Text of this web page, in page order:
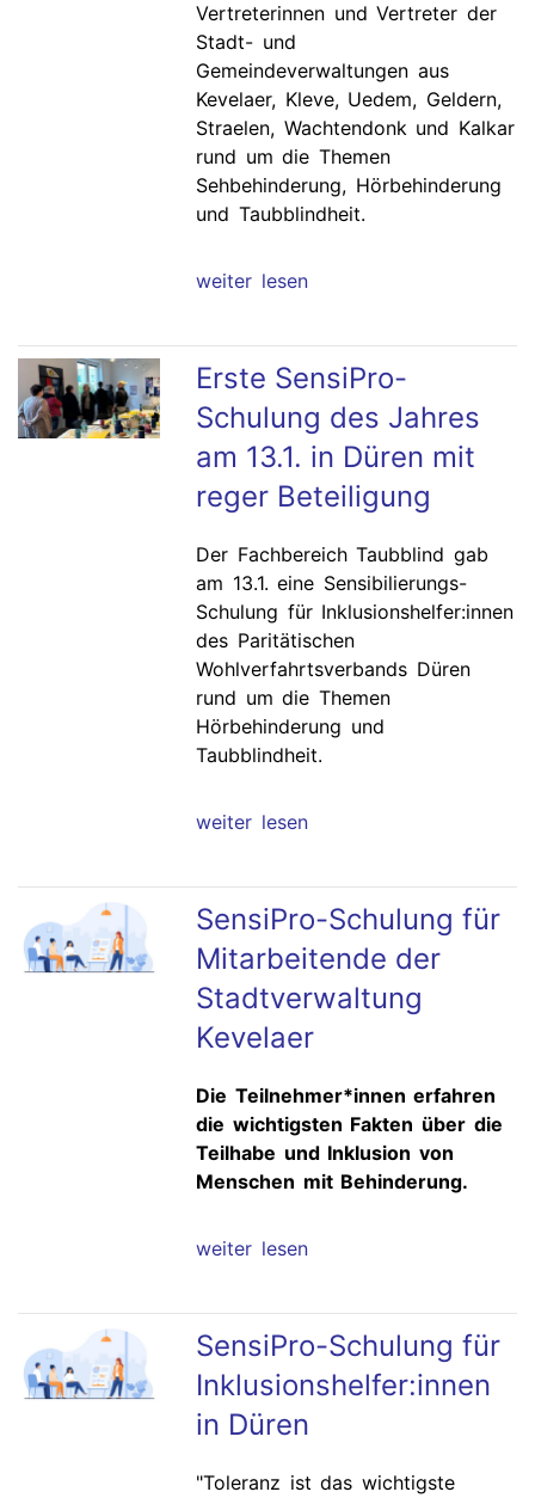
Vertreterinnen und Vertreter der
Stadt- und
Gemeindeverwaltungen aus
Kevelaer, Kleve, Uedem, Geldern,
Straelen, Wachtendonk und Kalkar
rund um die Themen
Sehbehinderung, Hörbehinderung
und Taubblindheit.
weiter lesen
Erste SensiPro-
Schulung des Jahres
am 13.1. in Düren mit
reger Beteiligung
Der Fachbereich Taubblind gab
am 13.1. eine Sensibilierungs-
Schulung für Inklusionshelfer:innen
des Paritätischen
Wohlverfahrtsverbands Düren
rund um die Themen
Hörbehinderung und
Taubblindheit.
weiter lesen
SensiPro-Schulung für
Mitarbeitende der
Stadtverwaltung
Kevelaer
Die Teilnehmer*innen erfahren
die wichtigsten Fakten über die
Teilhabe und Inklusion von
Menschen mit Behinderung.
weiter lesen
SensiPro-Schulung für
Inklusionshelfer:innen
in Düren
"Toleranz ist das wichtigste